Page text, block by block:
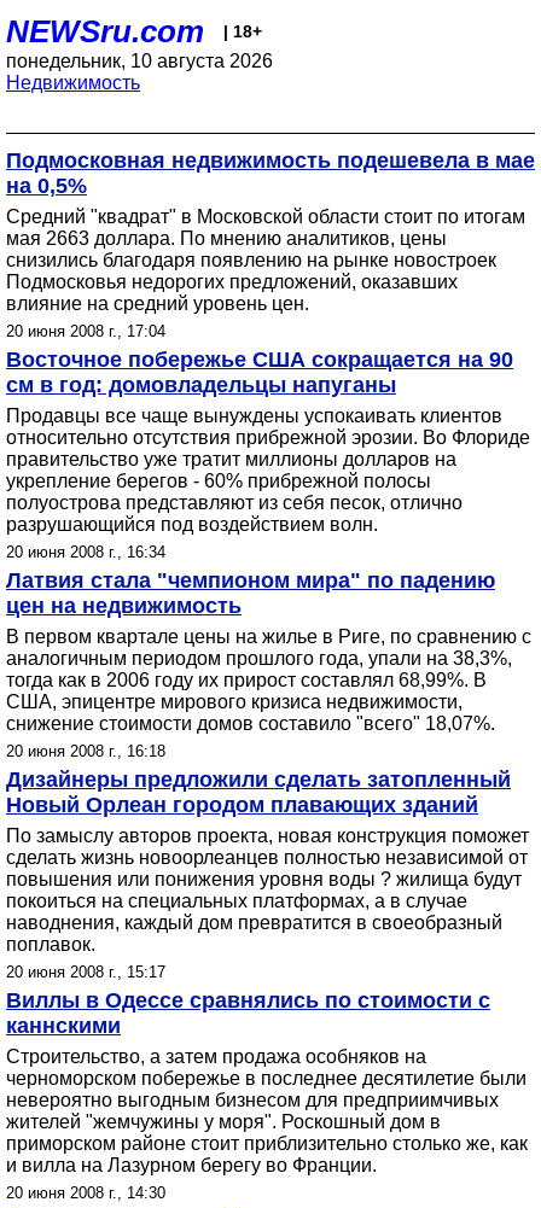
NEWSru.com | 18+
понедельник, 10 августа 2026
Недвижимость
Подмосковная недвижимость подешевела в мае
на 0,5%
Средний "квадрат" в Московской области стоит по итогам
мая 2663 доллара. По мнению аналитиков, цены
снизились благодаря появлению на рынке новостроек
Подмосковья недорогих предложений, оказавших
влияние на средний уровень цен.
20 июня 2008 г., 17:04
Восточное побережье США сокращается на 90
см в год: домовладельцы напуганы
Продавцы все чаще вынуждены успокаивать клиентов
относительно отсутствия прибрежной эрозии. Во Флориде
правительство уже тратит миллионы долларов на
укрепление берегов - 60% прибрежной полосы
полуострова представляют из себя песок, отлично
разрушающийся под воздействием волн.
20 июня 2008 г., 16:34
Латвия стала "чемпионом мира" по падению
цен на недвижимость
В первом квартале цены на жилье в Риге, по сравнению с
аналогичным периодом прошлого года, упали на 38,3%,
тогда как в 2006 году их прирост составлял 68,99%. В
США, эпицентре мирового кризиса недвижимости,
снижение стоимости домов составило "всего" 18,07%.
20 июня 2008 г., 16:18
Дизайнеры предложили сделать затопленный
Новый Орлеан городом плавающих зданий
По замыслу авторов проекта, новая конструкция поможет
сделать жизнь новоорлеанцев полностью независимой от
повышения или понижения уровня воды ? жилища будут
покоиться на специальных платформах, а в случае
наводнения, каждый дом превратится в своеобразный
поплавок.
20 июня 2008 г., 15:17
Виллы в Одессе сравнялись по стоимости с
каннскими
Строительство, а затем продажа особняков на
черноморском побережье в последнее десятилетие были
невероятно выгодным бизнесом для предприимчивых
жителей "жемчужины у моря". Роскошный дом в
приморском районе стоит приблизительно столько же, как
и вилла на Лазурном берегу во Франции.
20 июня 2008 г., 14:30